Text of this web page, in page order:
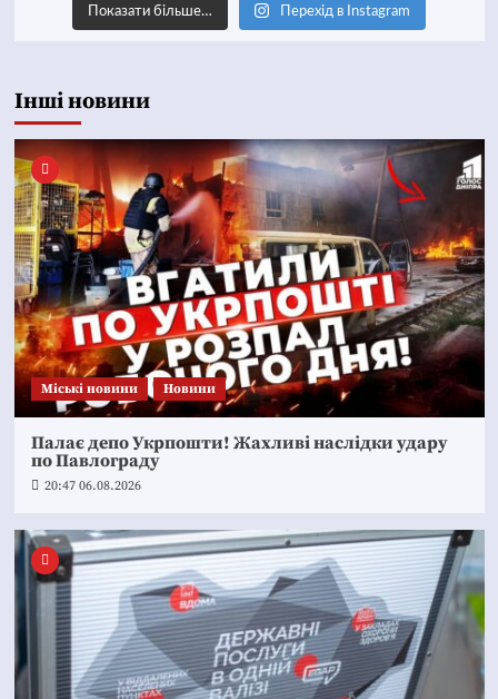
Показати більше… Перехід в Instagram
Інші новини
Mіські новини Новини
Палає депо Укрпошти! Жахливі наслідки удару
по Павлограду
20:47 06.08.2026